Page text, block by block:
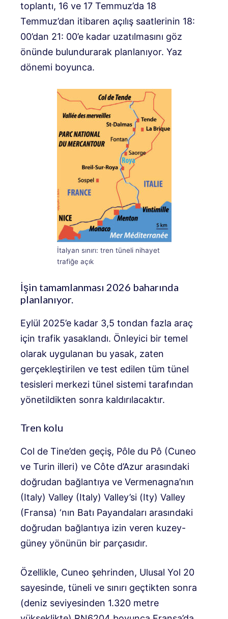
toplantı, 16 ve 17 Temmuz’da 18
Temmuz’dan itibaren açılış saatlerinin 18:
00’dan 21: 00’e kadar uzatılmasını göz
önünde bulundurarak planlanıyor. Yaz
dönemi boyunca.
İtalyan sınırı: tren tüneli nihayet
trafiğe açık
İşin tamamlanması 2026 baharında
planlanıyor.
Eylül 2025’e kadar 3,5 tondan fazla araç
için trafik yasaklandı. Önleyici bir temel
olarak uygulanan bu yasak, zaten
gerçekleştirilen ve test edilen tüm tünel
tesisleri merkezi tünel sistemi tarafından
yönetildikten sonra kaldırılacaktır.
Tren kolu
Col de Tine’den geçiş, Pôle du Pô (Cuneo
ve Turin illeri) ve Côte d’Azur arasındaki
doğrudan bağlantıya ve Vermenagna’nın
(Italy) Valley (Italy) Valley’si (Ity) Valley
(Fransa) ‘nın Batı Payandaları arasındaki
doğrudan bağlantıya izin veren kuzey-
güney yönünün bir parçasıdır.
Özellikle, Cuneo şehrinden, Ulusal Yol 20
sayesinde, tüneli ve sınırı geçtikten sonra
(deniz seviyesinden 1.320 metre